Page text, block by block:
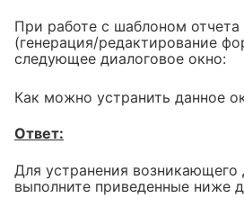
При работе с шаблоном
(генерация/редактирование
следующее диалоговое окно:
Как можно устранить данное
Ответ:
Для устранения возникающего
выполните приведенные ниже